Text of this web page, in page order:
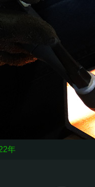
年